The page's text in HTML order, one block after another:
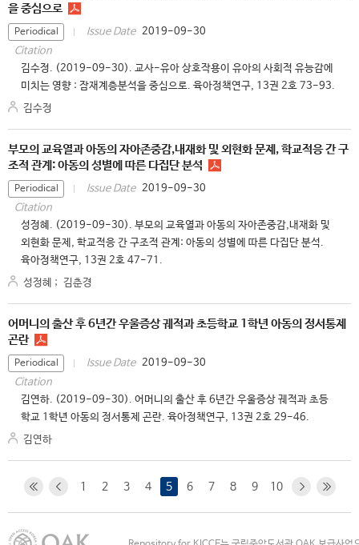
을 중심으로
Periodical Issue Date 2019-09-30
Citation
김수정. (2019-09-30). 교사-유아 상호작용이 유아의 사회적 유능감에
미치는 영향 : 잠재계층분석을 중심으로. 육아정책연구, 13권 2호 73-93.
김수정
부모의 교육열과 아동의 자아존중감,내재화 및 외현화 문제, 학교적응 간 구
조적 관계: 아동의 성별에 따른 다집단 분석
Periodical Issue Date 2019-09-30
Citation
성정혜. (2019-09-30). 부모의 교육열과 아동의 자아존중감,내재화 및
외현화 문제, 학교적응 간 구조적 관계: 아동의 성별에 따른 다집단 분석.
육아정책연구, 13권 2호 47-71.
성정혜 ; 김춘경
어머니의 출산 후 6년간 우울증상 궤적과 초등학교 1학년 아동의 정서통제
곤란
Periodical Issue Date 2019-09-30
Citation
김연하. (2019-09-30). 어머니의 출산 후 6년간 우울증상 궤적과 초등
학교 1학년 아동의 정서통제 곤란. 육아정책연구, 13권 2호 29-46.
김연하
1 2 3 4 5 6 7 8 9 10